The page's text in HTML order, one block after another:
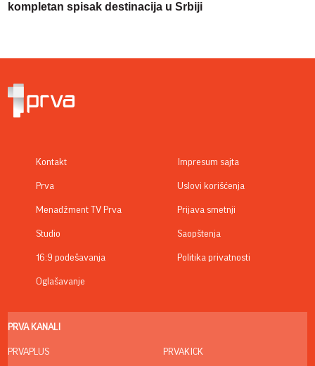
kompletan spisak destinacija u Srbiji
Kontakt
Prva
Menadžment TV Prva
Studio
16:9 podešavanja
Oglašavanje
Impresum sajta
Uslovi korišćenja
Prijava smetnji
Saopštenja
Politika privatnosti
PRVA KANALI
PRVAPLUS PRVAKICK